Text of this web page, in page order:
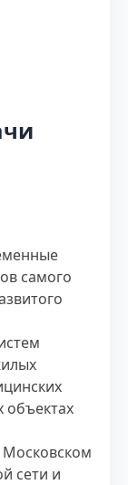
самого
Московском
сети и